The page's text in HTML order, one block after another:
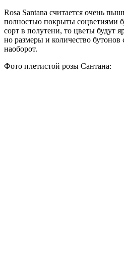
Rosa Santana считается очень
полностью покрыты соцветиями
сорт в полутени, то цветы будут
но размеры и количество
наоборот.
Фото плетистой розы Сантана: